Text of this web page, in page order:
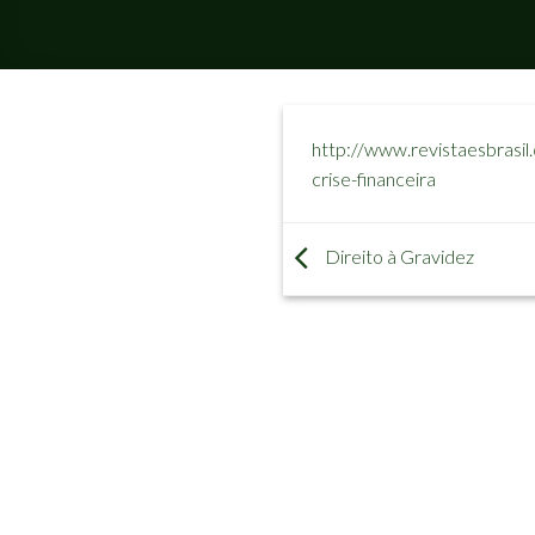
http://
crise-financeira
Direito à Gravidez